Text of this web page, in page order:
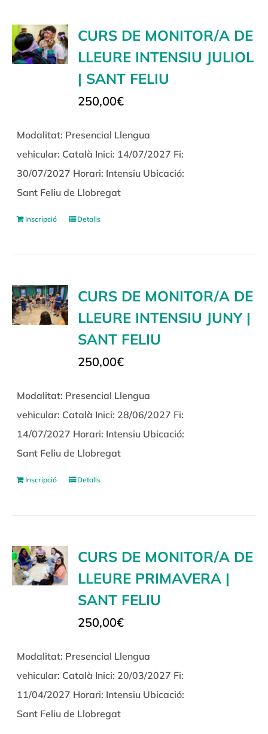
CURS DE MONITOR/A DE
LLEURE INTENSIU JULIOL
| SANT FELIU
250,00€
Modalitat: Presencial Llengua
vehicular: Català Inici: 14/07/2027 Fi:
30/07/2027 Horari: Intensiu Ubicació:
Sant Feliu de Llobregat
Inscripció Detalls
CURS DE MONITOR/A DE
LLEURE INTENSIU JUNY |
SANT FELIU
250,00€
Modalitat: Presencial Llengua
vehicular: Català Inici: 28/06/2027 Fi:
14/07/2027 Horari: Intensiu Ubicació:
Sant Feliu de Llobregat
Inscripció Detalls
CURS DE MONITOR/A DE
LLEURE PRIMAVERA |
SANT FELIU
250,00€
Modalitat: Presencial Llengua
vehicular: Català Inici: 20/03/2027 Fi:
11/04/2027 Horari: Intensiu Ubicació:
Sant Feliu de Llobregat